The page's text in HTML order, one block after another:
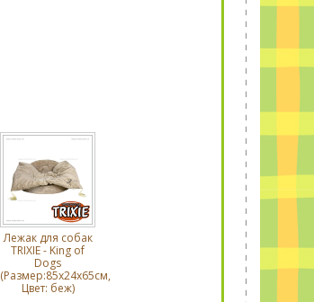
Лежак для собак
TRIXIE - King of
Dogs
(Размер:85х24х65cм,
Цвет: беж)